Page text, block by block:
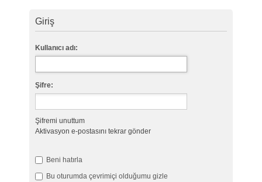
Giriş
Kullanıcı adı:
Şifre:
Şifremi unuttum
Aktivasyon e-postasını tekrar gönder
Beni hatırla
Bu oturumda çevrimiçi olduğumu gizle